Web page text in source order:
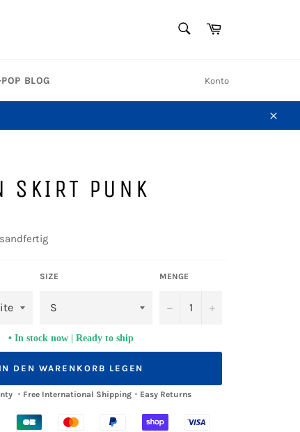
Warenkorb
BLOG Konto
SKIRT PUNK
SIZE MENGE
− +
In stock now | Ready to ship
IN DEN WARENKORB LEGEN
・Free International Shipping・Easy Returns